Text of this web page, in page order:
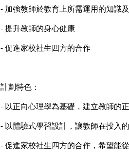
- 加強教師於教育上所需運用的知識
- 提升教師的身心健康
- 促進家校社生四方的合作
計劃特色：
- 以正向心理學為基礎，建立教師的
- 以體驗式學習設計，讓教師在投入
- 促進家校社生四方的合作，希望能